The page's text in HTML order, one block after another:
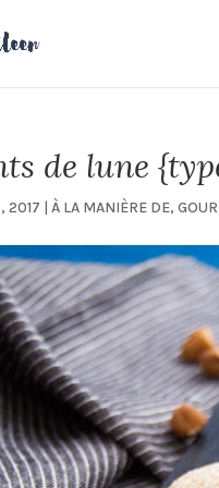
de lune
2017 |À LA MANIÈRE DE,